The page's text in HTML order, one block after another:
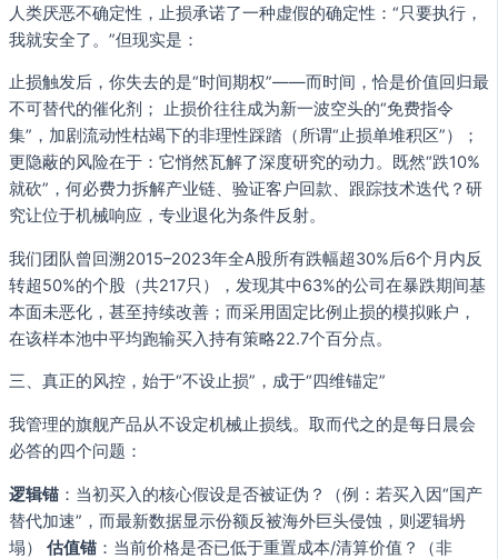
人类厌恶不确定性，止损承诺了一种虚假的确定性：“只要执行，
我就安全了。”但现实是：
止损触发后，你失去的是“时间期权”——而时间，恰是价值回归最
不可替代的催化剂； 止损价往往成为新一波空头的“免费指令
集”，加剧流动性枯竭下的非理性踩踏（所谓“止损单堆积区”）；
更隐蔽的风险在于：它悄然瓦解了深度研究的动力。既然“跌10%
就砍”，何必费力拆解产业链、验证客户回款、跟踪技术迭代？研
究让位于机械响应，专业退化为条件反射。
我们团队曾回溯2015–2023年全A股所有跌幅超30%后6个月内反
转超50%的个股（共217只），发现其中63%的公司在暴跌期间基
本面未恶化，甚至持续改善；而采用固定比例止损的模拟账户，
在该样本池中平均跑输买入持有策略22.7个百分点。
三、真正的风控，始于“不设止损”，成于“四维锚定”
我管理的旗舰产品从不设定机械止损线。取而代之的是每日晨会
必答的四个问题：
逻辑锚 ：当初买入的核心假设是否被证伪？（例：若买入因“国产
替代加速”，而最新数据显示份额反被海外巨头侵蚀，则逻辑坍
塌） 估值锚 ：当前价格是否已低于重置成本/清算价值？（非